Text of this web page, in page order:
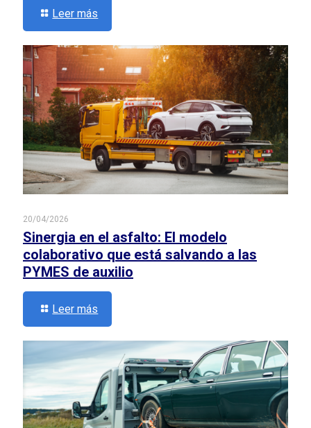
Leer más
20/04/2026
Sinergia en el asfalto: El modelo
colaborativo que está salvando a las
PYMES de auxilio
Leer más